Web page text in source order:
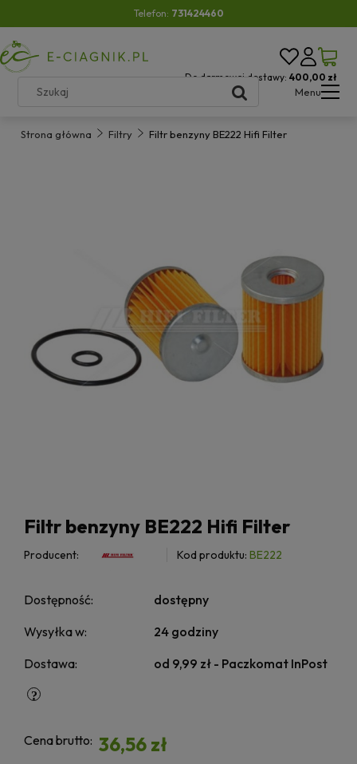
Telefon: 731424460
Do darmowej dostawy: 400,00 zł
Menu
Strona główna Filtry Filtr benzyny BE222 Hifi Filter
Filtr benzyny BE222 Hifi Filter
Producent: Kod produktu: BE222
Dostępność:
dostępny
Wysyłka w:
24 godziny
Dostawa:
od 9,99 zł - Paczkomat InPost
Cena brutto: 36,56 zł